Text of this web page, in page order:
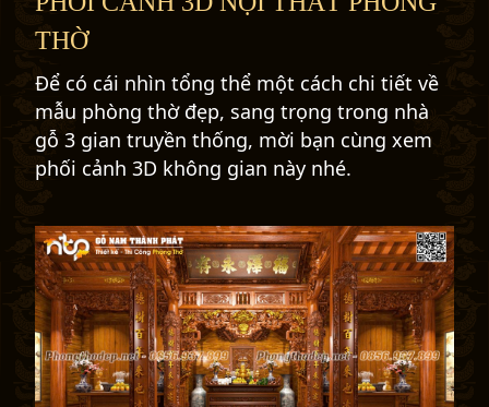
THỜ
Để có cái nhìn tổng thể một cách chi tiết về
mẫu phòng thờ đẹp, sang trọng trong nhà
gỗ 3 gian truyền thống, mời bạn cùng xem
phối cảnh 3D không gian này nhé.